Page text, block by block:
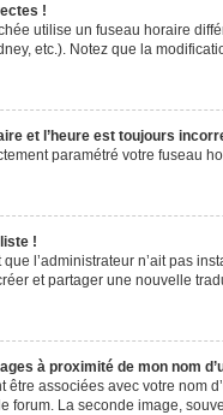
!
utilise un fuseau horaire
etc.). Notez que la
et l’heure est toujours
paramétré votre fuseau
!
l’administrateur n’ait pas
et partager une nouvelle
à proximité de mon nom
être associées avec votre nom
forum. La seconde image,